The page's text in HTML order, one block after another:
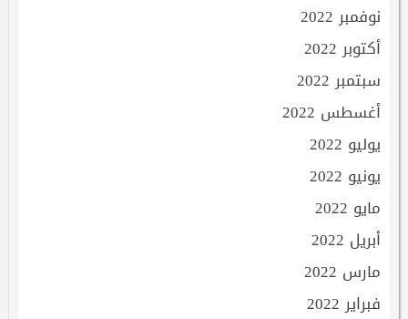
نوفمبر 2022
أكتوبر 2022
سبتمبر 2022
أغسطس 2022
يوليو 2022
يونيو 2022
مايو 2022
أبريل 2022
مارس 2022
فبراير 2022